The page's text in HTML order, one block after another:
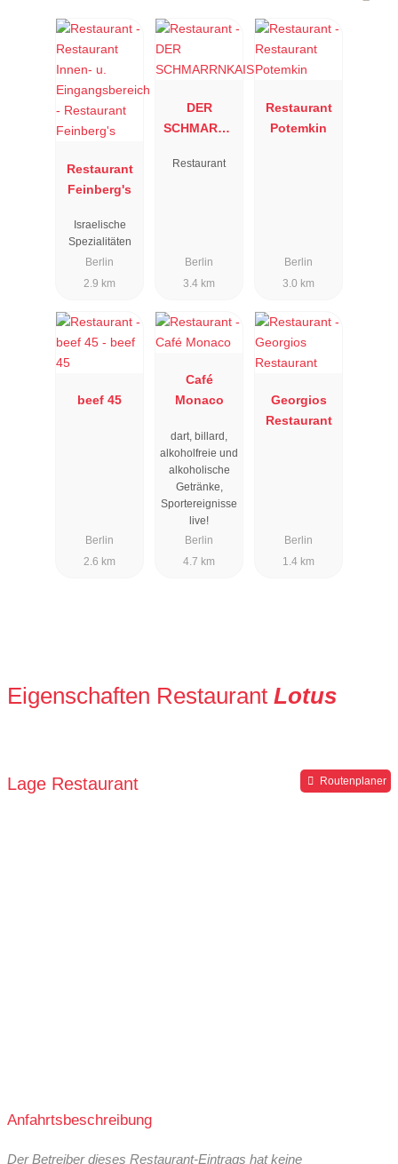
Restaurant
Feinberg's
Israelische
Spezialitäten
Berlin
2.9 km
DER
SCHMARRN
Restaurant
Berlin
3.4 km
Restaurant
Potemkin
Berlin
3.0 km
beef 45
Berlin
2.6 km
Café
Monaco
dart, billard,
alkoholfreie und
alkoholische
Getränke,
Sportereignisse
live!
Berlin
4.7 km
Georgios
Restaurant
Berlin
1.4 km
Eigenschaften Restaurant Lotus
Lage Restaurant Routenplaner
Anfahrtsbeschreibung
Der Betreiber dieses Restaurant-Eintrags hat keine